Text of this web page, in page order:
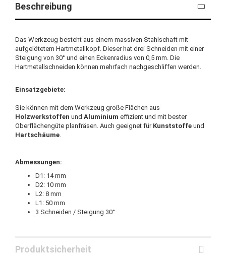
Beschreibung
Das Werkzeug besteht aus einem massiven Stahlschaft mit
aufgelötetem Hartmetallkopf. Dieser hat drei Schneiden mit einer
Steigung von 30° und einen Eckenradius von 0,5 mm. Die
Hartmetallschneiden können mehrfach nachgeschliffen werden.
Einsatzgebiete:
Sie können mit dem Werkzeug große Flächen aus
Holzwerkstoffen und Aluminium effizient und mit bester
Oberflächengüte planfräsen. Auch geeignet für Kunststoffe und
Hartschäume
Abmessungen:
D1: 14 mm
D2: 10 mm
L2: 8 mm
L1: 50 mm
3 Schneiden / Steigung 30°
Produktsicherheit